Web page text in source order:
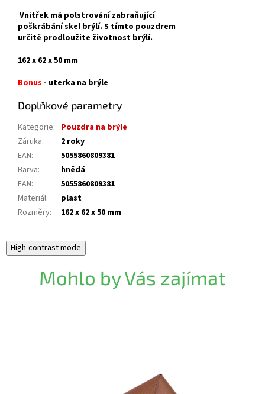
Vnitřek má polstrování zabraňující
poškrábání skel brýlí. S tímto pouzdrem
určitě prodloužite životnost brýlí.
162 x 62 x 50 mm
Bonus - uterka na brýle
Doplňkové parametry
Kategorie: Pouzdra na brýle
Záruka:
2 roky
EAN:
5055860809381
Barva:
hnědá
EAN:
5055860809381
Materiál:
plast
Rozměry: 162 x 62 x 50 mm
High-contrast mode
Mohlo by Vás zajímat